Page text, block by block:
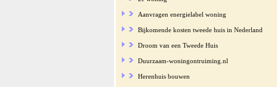
Aanvragen energielabel woning
Bijkomende kosten tweede huis in Nederland
Droom van een Tweede Huis
Duurzaam-woningontruiming.nl
Herenhuis bouwen